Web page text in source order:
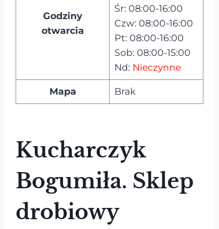
Godziny
otwarcia
Śr: 08:00-16:00
Czw: 08:00-16:00
Pt: 08:00-16:00
Sob: 08:00-15:00
Nd: Nieczynne
Mapa Brak
Kucharczyk
Bogumiła. Sklep
drobiowy